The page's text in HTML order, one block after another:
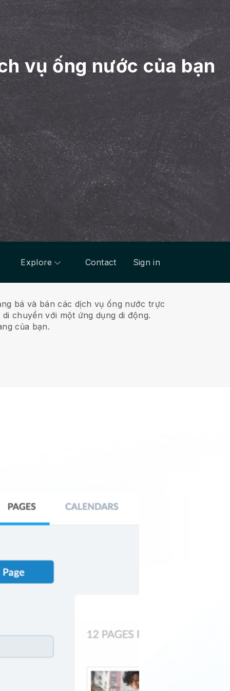
vụ ống nước của bạn
Explore Contact Sign in
bá và bán các dịch vụ ống nước trực
chuyển với một ứng dụng di động.
của bạn.